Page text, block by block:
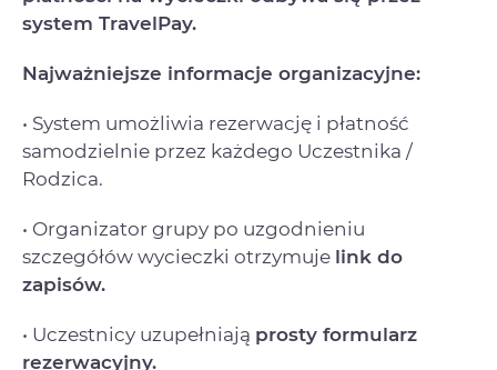
system TravelPay.
Najważniejsze informacje organizacyjne:
• System umożliwia rezerwację i płatność
samodzielnie przez każdego Uczestnika /
Rodzica.
• Organizator grupy po uzgodnieniu
szczegółów wycieczki otrzymuje link do
zapisów.
• Uczestnicy uzupełniają prosty formularz
rezerwacyjny.